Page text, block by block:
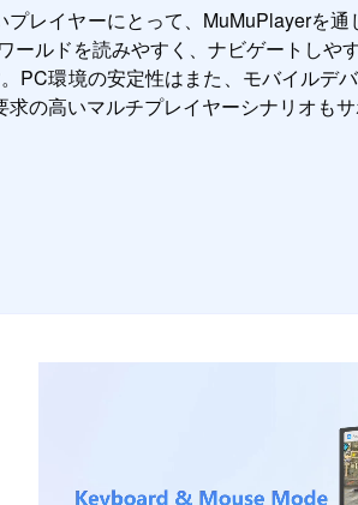
レイヤーにとって、MuMuPlayerを
ルドを読みやすく、ナビゲートしや
環境の安定性はまた、モバイルデ
の高いマルチプレイヤーシナリオもサ